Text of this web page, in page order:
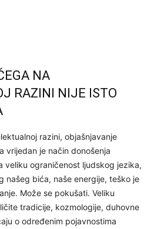
NA
RAZINI NIJE ISTO
razini, objašnjavanje
vrijedan je način donošenja
veliku ograničenost ljudskog jezika,
našeg bića, naše energije, teško je
Može se pokušati. Veliku
tradicije, kozmologije, duhovne
o određenim pojavnostima